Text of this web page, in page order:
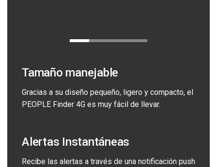
Tamaño manejable
Gracias a su diseño pequeño, ligero y compacto, el
PEOPLE Finder 4G es muy fácil de llevar.
Alertas Instantáneas
Recibe las alertas a través de una notificación push